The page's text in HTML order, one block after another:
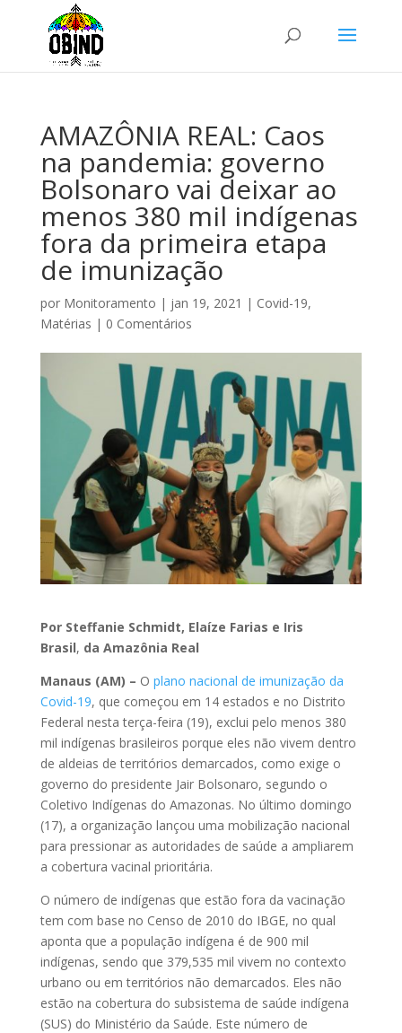
AMAZÔNIA REAL: Caos
na pandemia: governo
Bolsonaro vai deixar ao
menos 380 mil indígenas
fora da primeira etapa
de imunização
por Monitoramento | jan 19, 2021 | Covid-19,
Matérias | 0 Comentários
Por Steffanie Schmidt, Elaíze Farias e Iris
Brasil, da Amazônia Real
Manaus (AM) – O plano nacional de imunização da
Covid-19, que começou em 14 estados e no Distrito
Federal nesta terça-feira (19), exclui pelo menos 380
mil indígenas brasileiros porque eles não vivem dentro
de aldeias de territórios demarcados, como exige o
governo do presidente Jair Bolsonaro, segundo o
Coletivo Indígenas do Amazonas. No último domingo
(17), a organização lançou uma mobilização nacional
para pressionar as autoridades de saúde a ampliarem
a cobertura vacinal prioritária.
O número de indígenas que estão fora da vacinação
tem com base no Censo de 2010 do IBGE, no qual
aponta que a população indígena é de 900 mil
indígenas, sendo que 379,535 mil vivem no contexto
urbano ou em territórios não demarcados. Eles não
estão na cobertura do subsistema de saúde indígena
(SUS) do Ministério da Saúde. Este número de